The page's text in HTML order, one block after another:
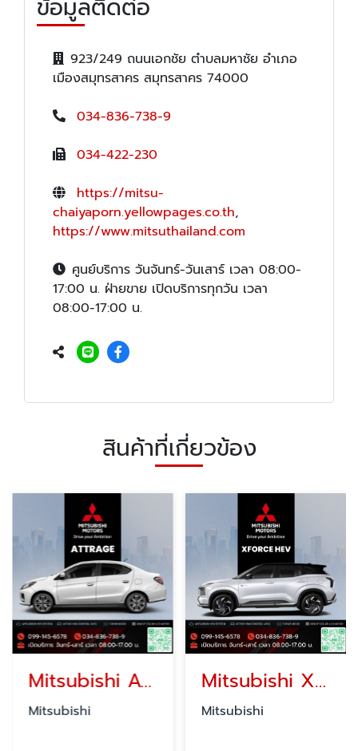
ข้อมูลติดต่อ
923/249 ถนนเอกชัย ตำบลมหาชัย อำเภอ
เมืองสมุทรสาคร สมุทรสาคร 74000
034-836-738-9
034-422-230
https://mitsu-
chaiyaporn.yellowpages.co.th,
https://www.mitsuthailand.com
ศูนย์บริการ วันจันทร์-วันเสาร์ เวลา 08:00-
17:00 น. ฝ่ายขาย เปิดบริการทุกวัน เวลา
08:00-17:00 น.
สินค้าที่เกี่ยวข้อง
Mitsubishi Attrage มิตซูบิชิ แอททราจ โปรโมชั่น
Mitsubishi
Mitsubishi XForce HEV เอ็กซ์ฟอร์ส เอชอีวี โปรโมชั่น
Mitsubishi